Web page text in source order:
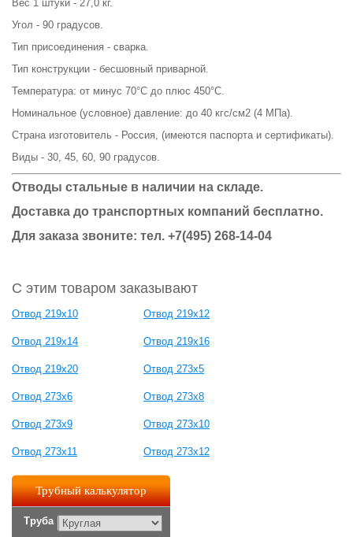
Вес 1 штуки - 27,0 кг.
Угол - 90 градусов.
Тип присоединения - сварка.
Тип конструкции - бесшовный приварной.
Температура: от минус 70°С до плюс 450°С.
Номинальное (условное) давление: до 40 кгс/см2 (4 МПа).
Страна изготовитель - Россия, (имеются паспорта и сертификаты).
Виды - 30, 45, 60, 90 градусов.
Отводы стальные в наличии на складе.
Доставка до транспортных компаний бесплатно.
Для заказа звоните: тел. +7(495) 268-14-04
С этим товаром заказывают
Отвод 219х10 Отвод 219х12
Отвод 219х14 Отвод 219х16
Отвод 219х20 Отвод 273х5
Отвод 273х6 Отвод 273х8
Отвод 273х9 Отвод 273х10
Отвод 273х11 Отвод 273х12
Трубный калькулятор
Труба